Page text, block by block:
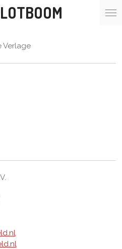
Verlage